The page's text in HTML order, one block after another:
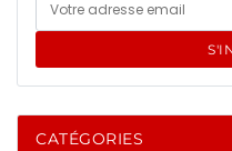
CATÉGORIES